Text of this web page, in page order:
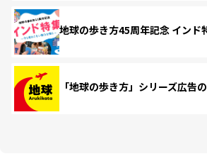
地球の歩き方45周年記念 インド
「地球の歩き方」シリーズ広告